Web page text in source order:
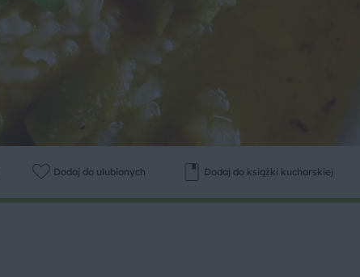
Dodaj do ulubionych Dodaj do książki kucharskiej